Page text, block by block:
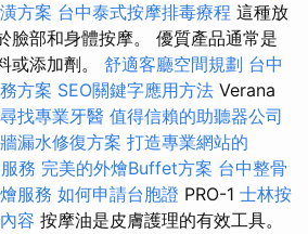
方案 台中泰式按摩排毒療程 這種放
臉部和身體按摩。 優質產品通常是
或添加劑。 舒適客廳空間規劃 台中
方案 SEO關鍵字應用方法 Verana
尋找專業牙醫 值得信賴的助聽器公司
漏水修復方案 打造專業網站的
務 完美的外燴Buffet方案 台中整骨
服務 如何申請台胞證 PRO-1 士林按
容 按摩油是皮膚護理的有效工具。